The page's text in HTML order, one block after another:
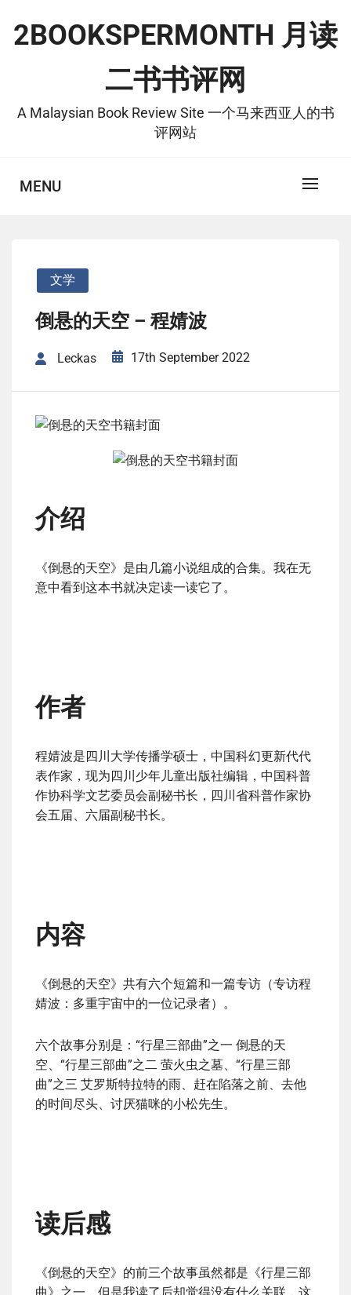
content
2BOOKSPERMONTH 月读
二书书评网
A Malaysian Book Review Site 一个马来西亚人的书
评网站
MENU
文学
倒悬的天空 – 程婧波
Leckas 17th September 2022
介绍
《倒悬的天空》是由几篇小说组成的合集。我在无
意中看到这本书就决定读一读它了。
作者
程婧波是四川大学传播学硕士，中国科幻更新代代
表作家，现为四川少年儿童出版社编辑，中国科普
作协科学文艺委员会副秘书长，四川省科普作家协
会五届、六届副秘书长。
内容
《倒悬的天空》共有六个短篇和一篇专访（专访程
婧波：多重宇宙中的一位记录者）。
六个故事分别是：“行星三部曲”之一 倒悬的天
空、“行星三部曲”之二 萤火虫之墓、“行星三部
曲”之三 艾罗斯特拉特的雨、赶在陷落之前、去他
的时间尽头、讨厌猫咪的小松先生。
读后感
《倒悬的天空》的前三个故事虽然都是《行星三部